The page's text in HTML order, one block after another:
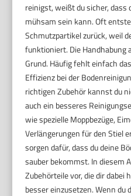
reinigst, weißt du sicher, dass
mühsam sein kann. Oft
Schmutzpartikel zurück, weil
funktioniert. Die Handhabung
Grund. Häufig fehlt einfach
Effizienz bei der
richtigen Zubehör kannst du
auch ein besseres
wie spezielle Moppbezüge,
Verlängerungen für den Stiel
sorgen dafür, dass du deine
sauber bekommst. In diesem
Zubehörteile vor, die dir dabei
besser einzusetzen. Wenn du